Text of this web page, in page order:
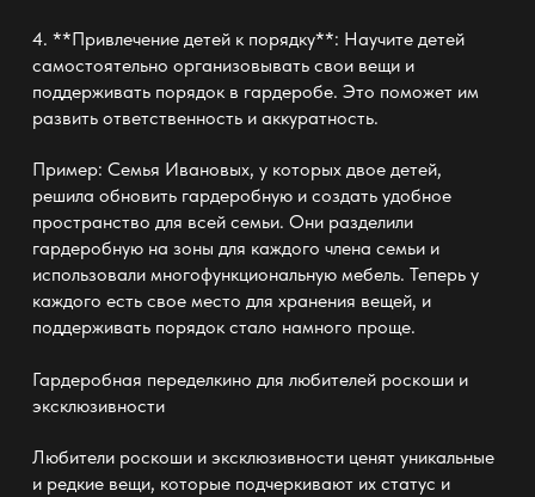
4. **Привлечение детей к порядку**: Научите детей
самостоятельно организовывать свои вещи и
поддерживать порядок в гардеробе. Это поможет им
развить ответственность и аккуратность.
Пример: Семья Ивановых, у которых двое детей,
решила обновить гардеробную и создать удобное
пространство для всей семьи. Они разделили
гардеробную на зоны для каждого члена семьи и
использовали многофункциональную мебель. Теперь у
каждого есть свое место для хранения вещей, и
поддерживать порядок стало намного проще.
Гардеробная переделкино для любителей роскоши и
эксклюзивности
Любители роскоши и эксклюзивности ценят уникальные
и редкие вещи, которые подчеркивают их статус и